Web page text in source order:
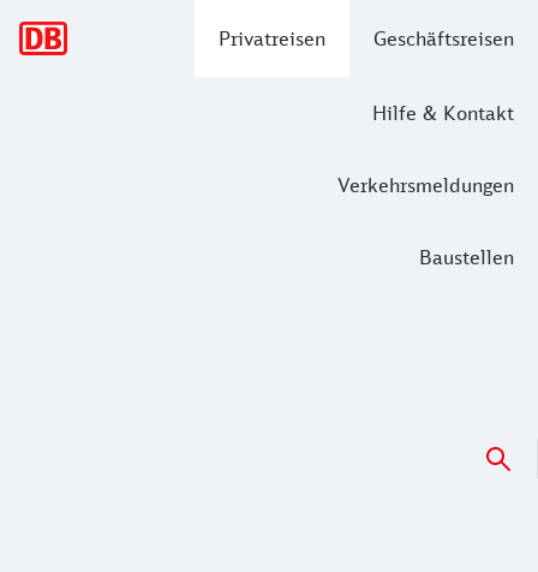
Privatreisen Geschäftsreisen
Hilfe & Kontakt
Verkehrsmeldungen
Baustellen